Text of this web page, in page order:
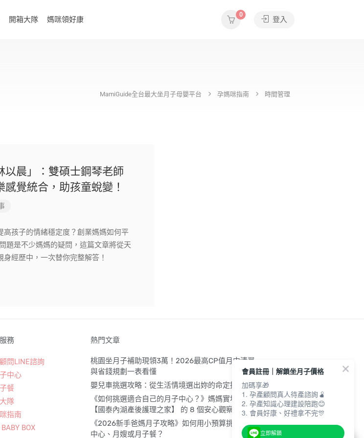
開箱大隊 媽咪領好康
0
登入
MamiGuide全台最大坐月子母嬰平台 孕媽咪指南 時間管理
以晨」：雙碩士鋼琴老師
覺統合，助孩童蛻變！
高孩子的情緒穩定度？創業媽媽如何平
題是不少媽媽的疑問，這篇文章將從天
經歷中，一次替你完整解答！
務
問LINE諮詢
中心
餐
隊
指南
BOX
熱門文章
桃園坐月子補助現領3萬！2026最高CP值月中清單
與省錢規劃一表看懂
嬰兒車挑選攻略：從生活情境選出妳的命定推車！
《如何挑選適合自己的月子中心？》媽媽實地走訪
【國泰內湖產後護理之家】 的 8 個安心觀察
《2026新手爸媽月子攻略》如何用小預算挑對月子
中心、月嫂或月子餐？
會員註冊｜解鎖坐月子價格
加碼享🎁
1. 孕產顧問真人待產諮詢🫄
2. 孕產知識心理建設陪跑😊
3. 會員好康、好禮拿不完🎊
立即解鎖